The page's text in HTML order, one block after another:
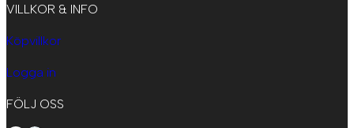
VILLKOR & INFO
Köpvillkor
Logga in
FÖLJ OSS